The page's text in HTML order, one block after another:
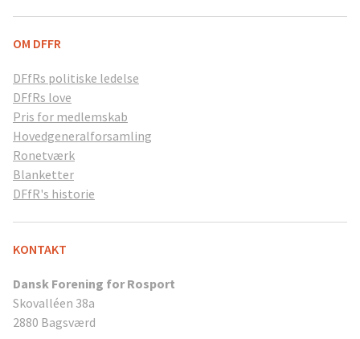
OM DFFR
DFfRs politiske ledelse
DFfRs love
Pris for medlemskab
Hovedgeneralforsamling
Ronetværk
Blanketter
DFfR's historie
KONTAKT
Dansk Forening for Rosport
Skovalléen 38a
2880 Bagsværd